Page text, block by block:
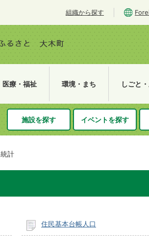
組織から探す
医療・福祉 環境・まち しごと
施設を探す イベントを探す
統計
住民基本台帳人口